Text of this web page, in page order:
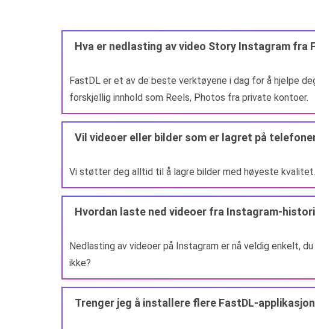
Hva er nedlasting av video Story Instagram fra
FastDL er et av de beste verktøyene i dag for å hjelpe
forskjellig innhold som Reels, Photos fra private kontoer.
Vil videoer eller bilder som er lagret på
Vi støtter deg alltid til å lagre bilder med høyeste
Hvordan laste ned videoer fra Instagram-
Nedlasting av videoer på Instagram er nå veldig enkelt,
ikke?
Trenger jeg å installere flere FastDL-